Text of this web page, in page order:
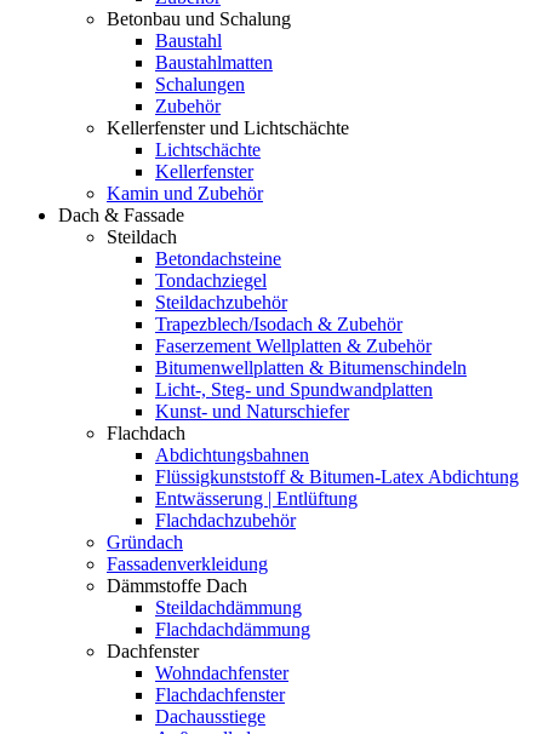
Betonbau und Schalung
Baustahl
Baustahlmatten
Schalungen
Zubehör
Kellerfenster und Lichtschächte
Lichtschächte
Kellerfenster
Kamin und Zubehör
Dach & Fassade
Steildach
Betondachsteine
Tondachziegel
Steildachzubehör
Trapezblech/Isodach & Zubehör
Faserzement Wellplatten & Zubehör
Bitumenwellplatten & Bitumenschindeln
Licht-, Steg- und Spundwandplatten
Kunst- und Naturschiefer
Flachdach
Abdichtungsbahnen
Flüssigkunststoff & Bitumen-Latex Abdichtung
Entwässerung | Entlüftung
Flachdachzubehör
Gründach
Fassadenverkleidung
Dämmstoffe Dach
Steildachdämmung
Flachdachdämmung
Dachfenster
Wohndachfenster
Flachdachfenster
Dachausstiege